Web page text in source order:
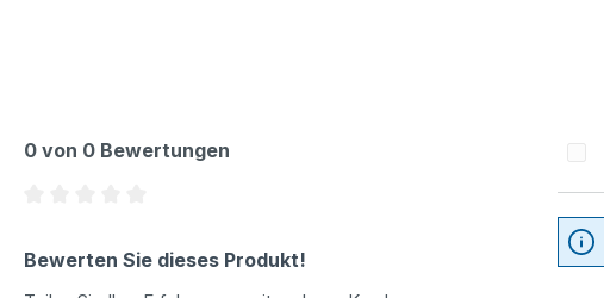
0 von 0 Bewertungen
Bewerten Sie dieses Produkt!